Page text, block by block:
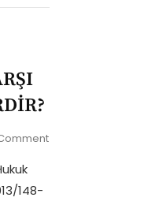
NELERDİR?
On
148-